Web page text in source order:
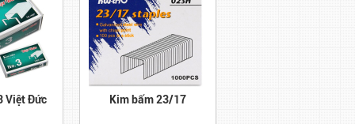
Việt Đức Kim bấm 23/17